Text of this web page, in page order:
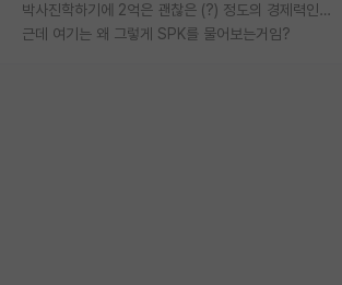
박사진학하기에 2억은 괜찮은 (?) 정도의 경제력인가요
근데 여기는 왜 그렇게 SPK를 물어보는거임?